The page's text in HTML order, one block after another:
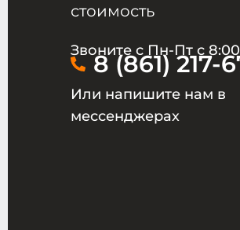
стоимость
Звоните с Пн-Пт с
8 (861) 217-
Или напишите нам в
мессенджерах